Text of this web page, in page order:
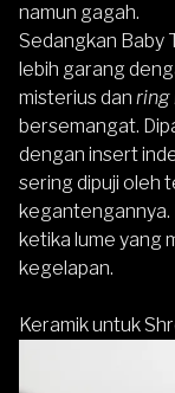
namun gagah.
Sedangkan Baby
lebih garang
misterius dan ring
bersemangat.
dengan insert
sering dipuji oleh
kegantengannya.
ketika lume yang
kegelapan.
Keramik untuk